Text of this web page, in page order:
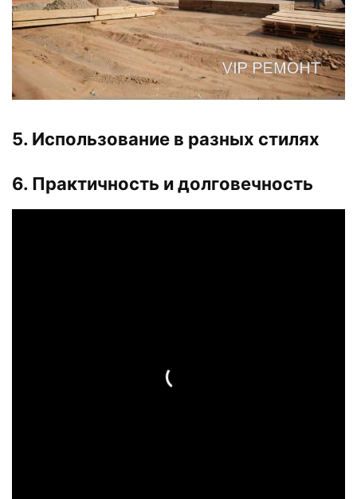
5. Использование в разных стилях
6. Практичность и долговечность